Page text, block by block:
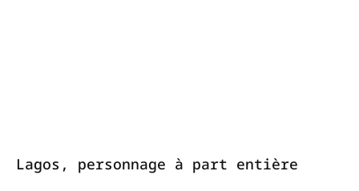
Lagos, personnage à part entière